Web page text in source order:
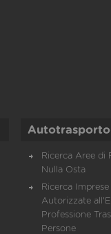
Autotrasporto
Ricerca Aree di
Nulla Osta
Ricerca
Autorizzate
Professione
Persone